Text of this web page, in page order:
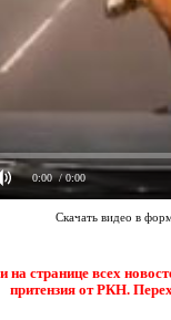
0:00 / 0:00
Скачать видео в
на странице всех
притензия от РКН.